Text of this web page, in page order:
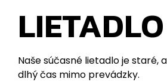
LIETADLO
Naše súčasné lietadlo je staré,
dlhý čas mimo prevádzky.